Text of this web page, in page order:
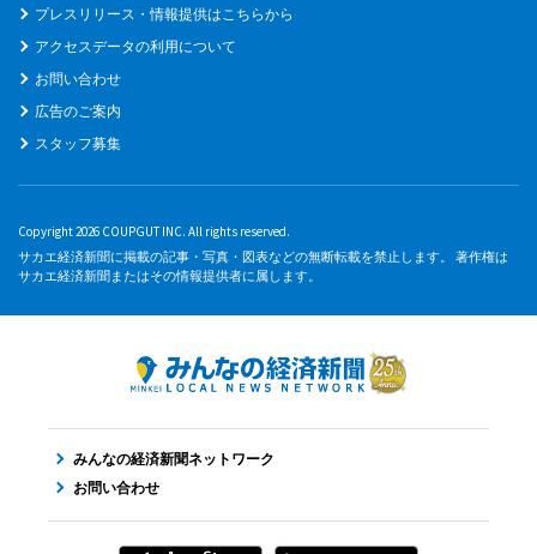
プレスリリース・情報提供はこちらから
アクセスデータの利用について
お問い合わせ
広告のご案内
スタッフ募集
Copyright 2026 COUPGUT INC. All rights reserved.
サカエ経済新聞に掲載の記事・写真・図表などの無断転載を禁止します。 著作権は
サカエ経済新聞またはその情報提供者に属します。
みんなの経済新聞ネットワーク
お問い合わせ